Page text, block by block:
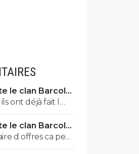
le clan Barcola,
ont déjà fait l
plus la même
plus la , ils
le clan Barcola,
d offres ca peut
la discussion